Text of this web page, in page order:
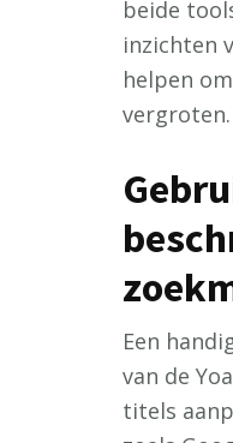
beide
inzichten
helpen
vergroten.
Een
van de
titels